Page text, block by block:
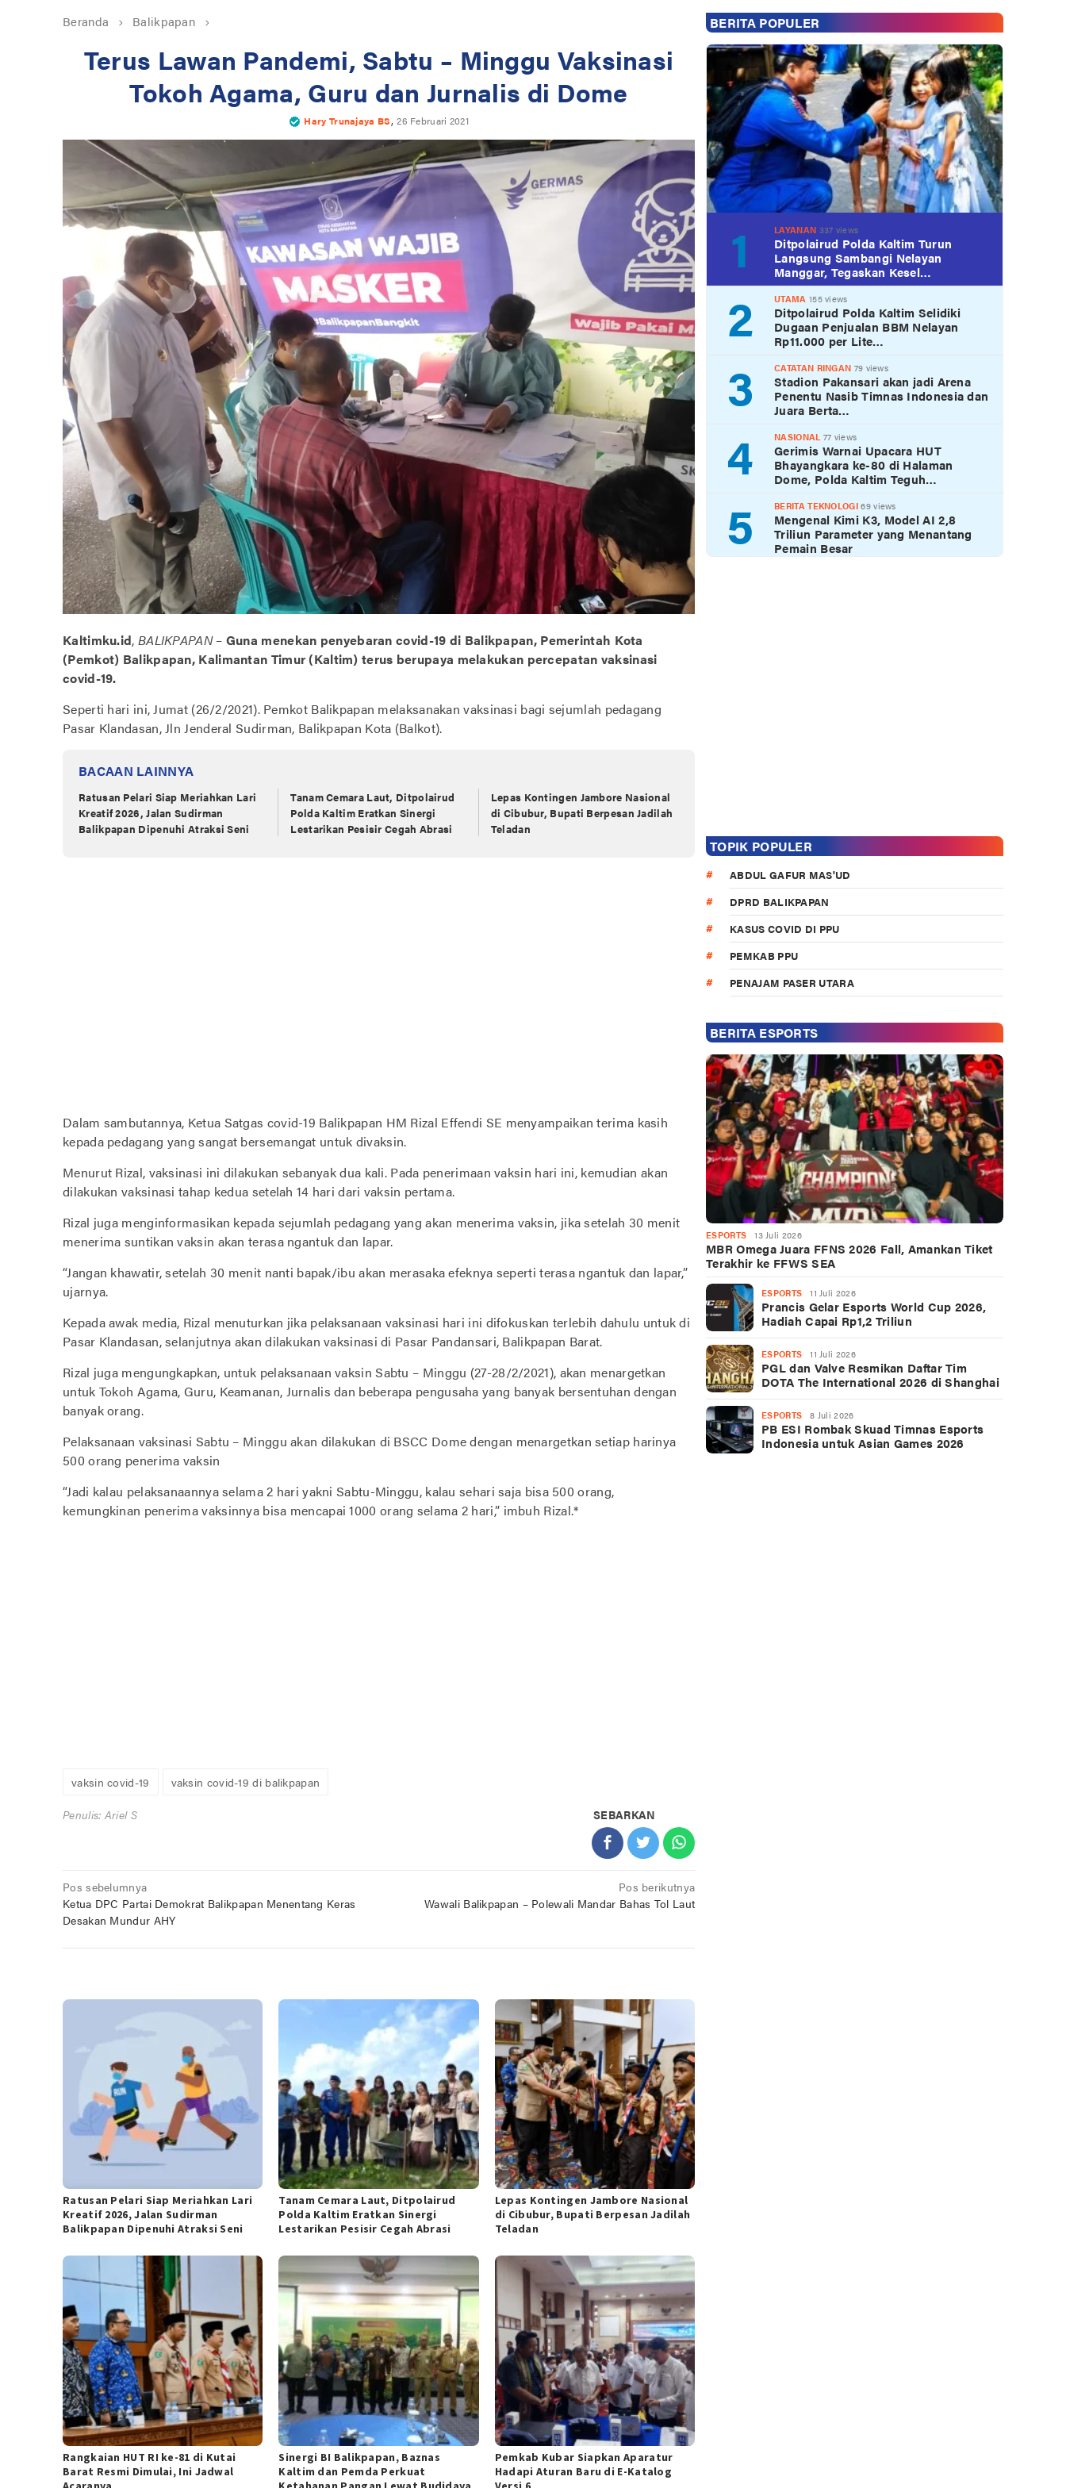
Beranda Balikpapan
Terus Lawan Pandemi, Sabtu – Minggu Vaksinasi
Tokoh Agama, Guru dan Jurnalis di Dome
Hary Trunajaya BS,26 Februari 2021
Kaltimku.id, BALIKPAPAN– Guna menekan penyebaran covid-19 di Balikpapan, Pemerintah Kota
(Pemkot) Balikpapan, Kalimantan Timur (Kaltim) terus berupaya melakukan percepatan vaksinasi
covid-19.
Seperti hari ini, Jumat (26/2/2021). Pemkot Balikpapan melaksanakan vaksinasi bagi sejumlah pedagang
Pasar Klandasan, Jln Jenderal Sudirman, Balikpapan Kota (Balkot).
BACAAN LAINNYA
Ratusan Pelari Siap Meriahkan Lari
Kreatif 2026, Jalan Sudirman
Balikpapan Dipenuhi Atraksi Seni
Tanam Cemara Laut, Ditpolairud
Polda Kaltim Eratkan Sinergi
Lestarikan Pesisir Cegah Abrasi
Lepas Kontingen Jambore Nasional
di Cibubur, Bupati Berpesan Jadilah
Teladan
Dalam sambutannya, Ketua Satgas covid-19 Balikpapan HM Rizal Effendi SE menyampaikan terima kasih
kepada pedagang yang sangat bersemangat untuk divaksin.
Menurut Rizal, vaksinasi ini dilakukan sebanyak dua kali. Pada penerimaan vaksin hari ini, kemudian akan
dilakukan vaksinasi tahap kedua setelah 14 hari dari vaksin pertama.
Rizal juga menginformasikan kepada sejumlah pedagang yang akan menerima vaksin, jika setelah 30 menit
menerima suntikan vaksin akan terasa ngantuk dan lapar.
“Jangan khawatir, setelah 30 menit nanti bapak/ibu akan merasaka efeknya seperti terasa ngantuk dan lapar,”
ujarnya.
Kepada awak media, Rizal menuturkan jika pelaksanaan vaksinasi hari ini difokuskan terlebih dahulu untuk di
Pasar Klandasan, selanjutnya akan dilakukan vaksinasi di Pasar Pandansari, Balikpapan Barat.
Rizal juga mengungkapkan, untuk pelaksanaan vaksin Sabtu – Minggu (27-28/2/2021), akan menargetkan
untuk Tokoh Agama, Guru, Keamanan, Jurnalis dan beberapa pengusaha yang banyak bersentuhan dengan
banyak orang.
Pelaksanaan vaksinasi Sabtu – Minggu akan dilakukan di BSCC Dome dengan menargetkan setiap harinya
500 orang penerima vaksin
“Jadi kalau pelaksanaannya selama 2 hari yakni Sabtu-Minggu, kalau sehari saja bisa 500 orang,
kemungkinan penerima vaksinnya bisa mencapai 1000 orang selama 2 hari,” imbuh Rizal.*
vaksin covid-19 vaksin covid-19 di balikpapan
Penulis: Ariel S SEBARKAN
Navigasi
pos
Pos sebelumnya
Ketua DPC Partai Demokrat Balikpapan Menentang Keras
Desakan Mundur AHY
Pos berikutnya
Wawali Balikpapan – Polewali Mandar Bahas Tol Laut
Ratusan Pelari Siap Meriahkan Lari
Kreatif 2026, Jalan Sudirman
Balikpapan Dipenuhi Atraksi Seni
Tanam Cemara Laut, Ditpolairud
Polda Kaltim Eratkan Sinergi
Lestarikan Pesisir Cegah Abrasi
Lepas Kontingen Jambore Nasional
di Cibubur, Bupati Berpesan Jadilah
Teladan
Rangkaian HUT RI ke-81 di Kutai
Barat Resmi Dimulai, Ini Jadwal
Sinergi BI Balikpapan, Baznas
Kaltim dan Pemda Perkuat
Pemkab Kubar Siapkan Aparatur
Hadapi Aturan Baru di E-Katalog
BERITA POPULER
1 LAYANAN 337 views
Ditpolairud Polda Kaltim Turun
Langsung Sambangi Nelayan
Manggar, Tegaskan Kesel…
2 UTAMA 155 views
Ditpolairud Polda Kaltim Selidiki
Dugaan Penjualan BBM Nelayan
Rp11.000 per Lite…
3 CATATAN RINGAN 79 views
Stadion Pakansari akan jadi Arena
Penentu Nasib Timnas Indonesia dan
Juara Berta…
4 NASIONAL77 views
Gerimis Warnai Upacara HUT
Bhayangkara ke-80 di Halaman
Dome, Polda Kaltim Teguh…
5 BERITA TEKNOLOGI 69 views
Mengenal Kimi K3, Model AI 2,8
Triliun Parameter yang Menantang
Pemain Besar
TOPIK POPULER
ABDUL GAFUR MAS'UD
DPRD BALIKPAPAN
KASUS COVID DI PPU
PEMKAB PPU
PENAJAM PASER UTARA
BERITA ESPORTS
ESPORTS 13 Juli 2026
MBR Omega Juara FFNS 2026 Fall, Amankan Tiket
Terakhir ke FFWS SEA
ESPORTS 11 Juli 2026
Prancis Gelar Esports World Cup 2026,
Hadiah Capai Rp1,2 Triliun
ESPORTS 11 Juli 2026
PGL dan Valve Resmikan Daftar Tim
DOTA The International 2026 di Shanghai
ESPORTS 8 Juli 2026
PB ESI Rombak Skuad Timnas Esports
Indonesia untuk Asian Games 2026